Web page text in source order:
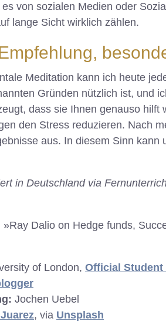
es von sozialen Medien oder
lange Sicht wirklich zählen.
Meditation kann ich heute
Gründen nützlich ist, und
dass sie Ihnen genauso hilft
den Stress reduzieren. Nach
aus. In diesem Sinn
in Deutschland via
»Ray Dalio on Hedge funds,
of London, Official Student
Jochen Uebel
, via Unsplash